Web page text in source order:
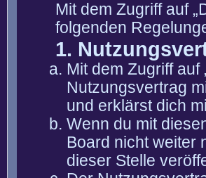
Mit dem Zugriff auf
folgenden
1.
Mit dem Zugriff auf
Nutzungsvertrag
und erklärst dich
Wenn du mit
Board nicht weiter
dieser Stelle